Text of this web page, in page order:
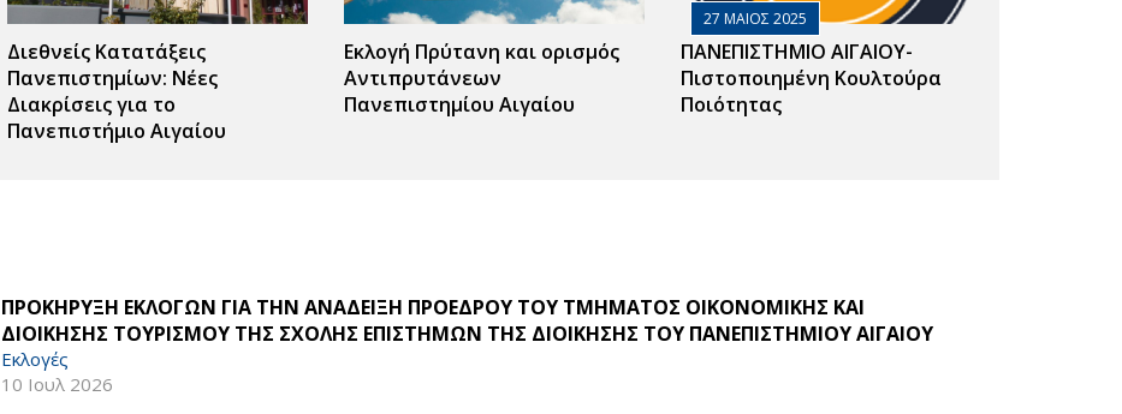
Διεθνείς Κατατάξεις
Πανεπιστημίων: Νέες
Διακρίσεις για το
Πανεπιστήμιο Αιγαίου
Εκλογή Πρύτανη και ορισμός
Αντιπρυτάνεων
Πανεπιστημίου Αιγαίου
27 ΜΑΙΟΣ 2025
ΠΑΝΕΠΙΣΤΗΜΙΟ ΑΙΓΑΙΟΥ-
Πιστοποιημένη Κουλτούρα
Ποιότητας
ΠΡΟΚΗΡΥΞΗ ΕΚΛΟΓΩΝ ΓΙΑ ΤΗΝ ΑΝΑΔΕΙΞΗ ΠΡΟΕΔΡΟΥ ΤΟΥ ΤΜΗΜΑΤΟΣ ΟΙΚΟΝΟΜΙΚΗΣ ΚΑΙ
ΔΙΟΙΚΗΣΗΣ ΤΟΥΡΙΣΜΟΥ ΤΗΣ ΣΧΟΛΗΣ ΕΠΙΣΤΗΜΩΝ ΤΗΣ ΔΙΟΙΚΗΣΗΣ ΤΟΥ ΠΑΝΕΠΙΣΤΗΜΙΟΥ ΑΙΓΑΙΟΥ
Εκλογές
10 Ιουλ 2026